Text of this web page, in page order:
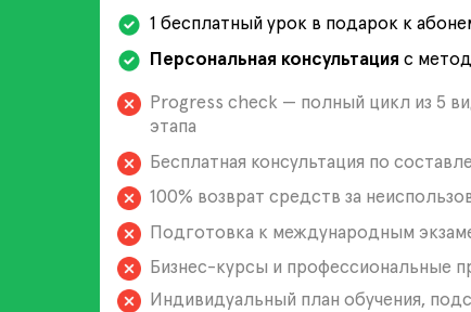
Персональная консультация с
Бесплатная консультация по
1 бесплатный урок в подарок к
Индивидуальный план обучения,
Бизнес-курсы и профессиональные
Подготовка к международным
100% возврат средств за
Progress check — полный цикл из 5
этапа